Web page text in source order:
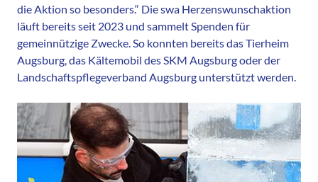
die Aktion so besonders.“ Die swa Herzenswunschaktion
läuft bereits seit 2023 und sammelt Spenden für
gemeinnützige Zwecke. So konnten bereits das Tierheim
Augsburg, das Kältemobil des SKM Augsburg oder der
Landschaftspflegeverband Augsburg unterstützt werden.